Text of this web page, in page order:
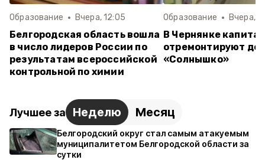
Образование Вчера, 12:05
Белгородская область вошла
в число лидеров России по
результатам всероссийской
контрольной по химии
Образование Вчера,
В Чернянке
отремонтируют
«Солнышко»
Лучшее за Неделю Месяц
Белгородский округ стал самым атакуемым
муниципалитетом Белгородской области за
сутки